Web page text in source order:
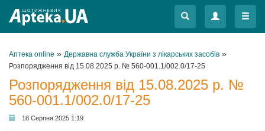
Меню
Меню
Аптека online » Державна служба України з лікарських засобів »
Розпорядження від 15.08.2025 р. № 560-001.1/002.0/17-25
Розпорядження від 15.08.2025 р. №
560-001.1/002.0/17-25
18 Серпня 2025 1:19